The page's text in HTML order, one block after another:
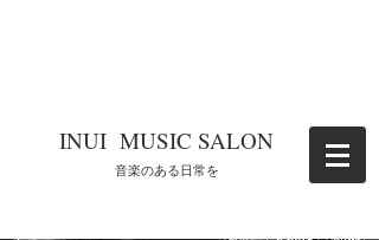
​INUI MUSIC SALON
​音楽のある日常を